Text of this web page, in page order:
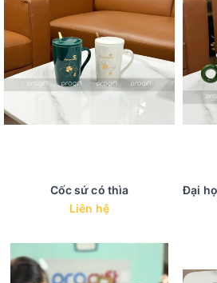
Cốc sứ có thìa
Liên hệ